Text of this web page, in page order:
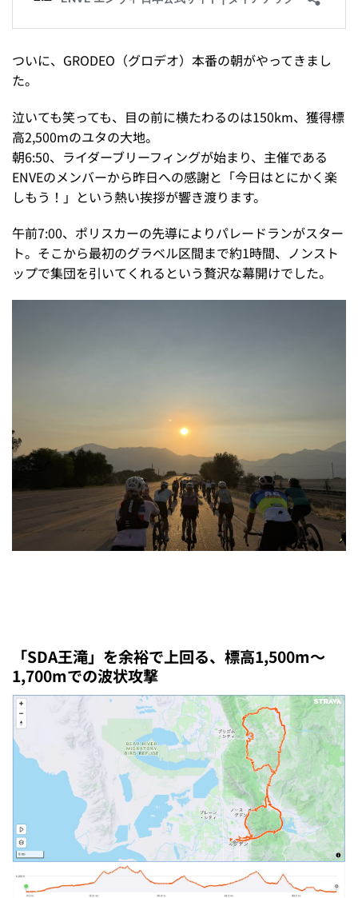
ついに、GRODEO（グロデオ）本番の朝がやってきまし
た。
泣いても笑っても、目の前に横たわるのは150km、獲得標
高2,500mのユタの大地。
朝6:50、ライダーブリーフィングが始まり、主催である
ENVEのメンバーから昨日への感謝と「今日はとにかく楽
しもう！」という熱い挨拶が響き渡ります。
午前7:00、ポリスカーの先導によりパレードランがスター
ト。そこから最初のグラベル区間まで約1時間、ノンスト
ップで集団を引いてくれるという贅沢な幕開けでした。
「SDA王滝」を余裕で上回る、標高1,500m〜
1,700mでの波状攻撃